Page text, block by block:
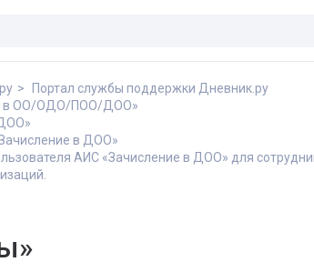
Портал службы поддержки Дневник.ру
в ОО/ОДО/ПОО/ДОО»
в ДОО»
АИС «Зачисление в ДОО» для